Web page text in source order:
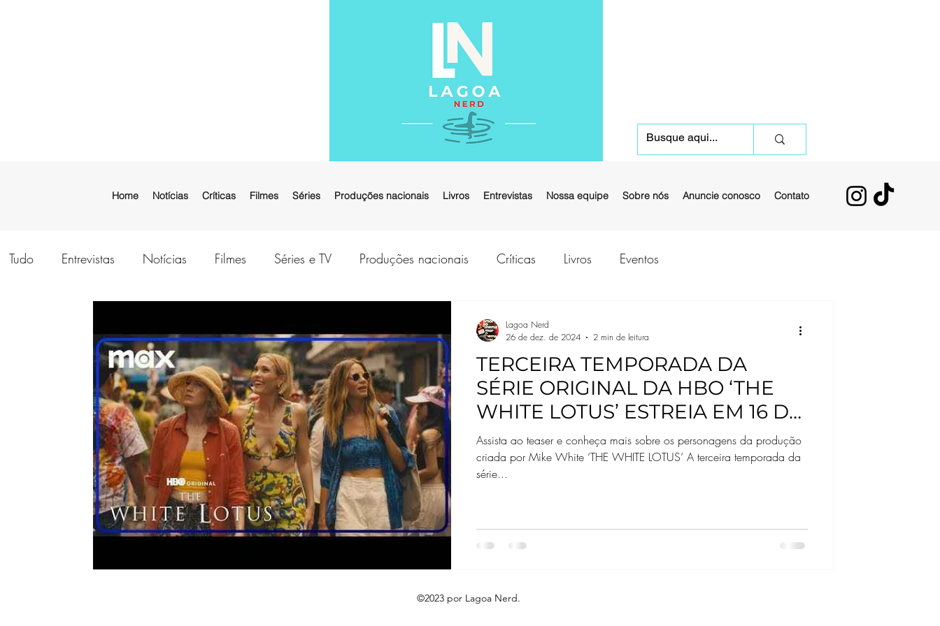
Home Notícias Críticas Filmes Séries Produções nacionais Livros Entrevistas Nossa equipe Sobre nós Anuncie conosco Contato
Tudo Entrevistas Notícias Filmes Séries e TV Produções nacionais Críticas Livros Eventos
TERCEIRA TEMPORADA DA
SÉRIE ORIGINAL DA HBO ‘THE
WHITE LOTUS’ ESTREIA EM 16 DE
FEVEREIRO
Assista ao teaser e conheça mais sobre os personagens da produção
criada por Mike White ‘THE WHITE LOTUS’ A terceira temporada da
série...
Lagoa Nerd
26 de dez. de 2024
2 min de leitura
©2023 por Lagoa Nerd.